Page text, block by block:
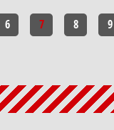
6 7 8 9